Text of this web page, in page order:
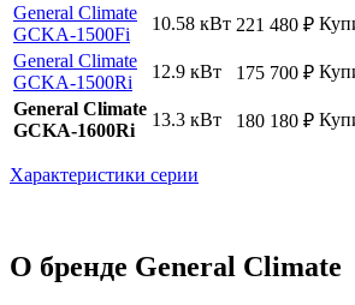
General Climate
GCKA-1500Fi
10.58 кВт 221 480 ₽
General Climate
GCKA-1500Ri
12.9 кВт 175 700 ₽
General Climate
GCKA-1600Ri
13.3 кВт 180 180 ₽
Характеристики серии
О бренде General Climate